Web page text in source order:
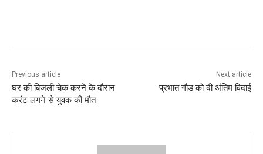
Previous article
घर की बिजली चेक करने के दौरान
करंट लगने से युवक की मौत
Next article
प्रभात गौड को दी अंतिम विदाई